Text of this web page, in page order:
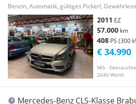
BlueEfficiency Aut. 1 Besitz
Benzin, Automatik, gültiges Pickerl,
2011 EZ
57.000 km
408 PS (300
MG -
2640 Wörth
€ 34.990
Mercedes-Benz CLS-Klasse